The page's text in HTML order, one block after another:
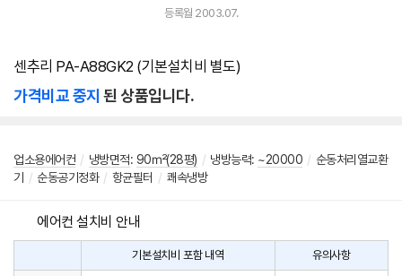
등록월 2003.07.
센추리 PA-A88GK2 (기본설치비 별도)
가격비교 중지 된 상품입니다.
업소용에어컨 / 냉방면적: 90㎡(28평) / 냉방능력: ~20000 / 순동처리열교환
기
/ 순동공기정화 / 항균필터 / 쾌속냉방
에어컨 설치비 안내
기본설치비 포함 내역 유의사항